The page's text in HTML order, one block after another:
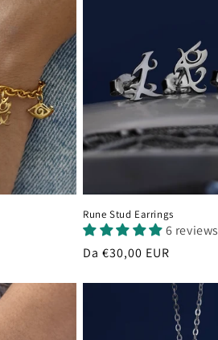
Rune Stud Earrings
6 reviews
Prezzo
Da €30,00 EUR